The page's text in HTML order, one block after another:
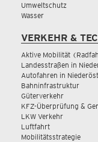
Umweltschutz
Wasser
VERKEHR &
Aktive Mobilität
Landesstraßen in
Autofahren in
Bahninfrastruktur
Güterverkehr
KFZ-Überprüfung &
LKW Verkehr
Luftfahrt
Mobilitätsstrategie